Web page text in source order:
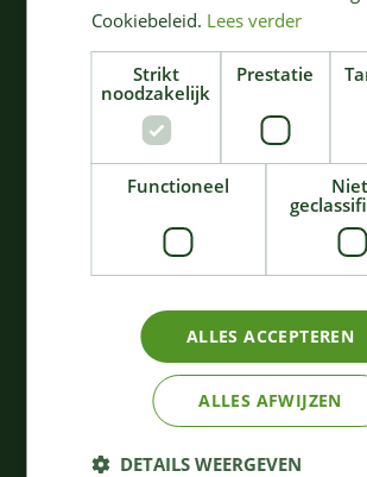
Suspension Macramé
Peach
16,60
Dans le panier
€
Cookiebeleid. Lees verder
Strikt
noodzakelijk
Prestatie
Functioneel
ALLES ACCEPTEREN
ALLES AFWIJZEN
DETAILS WEERGEVEN